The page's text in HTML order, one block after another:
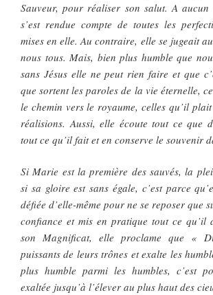
Sauveur, pour réaliser son salut. A
s’est rendue compte de toutes les
mises en elle. Au contraire, elle se jugeait
nous tous. Mais, bien plus humble que
sans Jésus elle ne peut rien faire et que
que sortent les paroles de la vie éternelle,
le chemin vers le royaume, celles qu’il
réalisions. Aussi, elle écoute tout ce que
tout ce qu’il fait et en conserve le souvenir
Si Marie est la première des sauvés, la
si sa gloire est sans égale, c’est parce
défiée d’elle-même pour ne se reposer que
confiance et mis en pratique tout ce qu’il
son Magnificat, elle proclame que «
puissants de leurs trônes et exalte les
plus humble parmi les humbles, c’est
exaltée jusqu’à l’élever au plus haut des